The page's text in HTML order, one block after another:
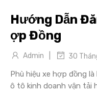
Hướng Dẫn
ợp Đồng
Admin 30
Phù hiệu xe hợp đồng
ô tô kinh doanh vận tải